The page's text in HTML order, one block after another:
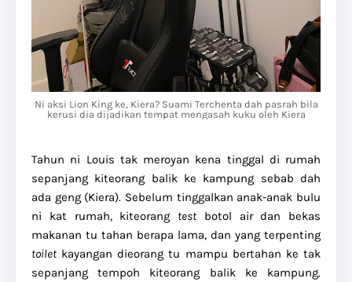
Ni aksi Lion King ke, Kiera? Suami Terchenta dah pasrah bila
kerusi dia dijadikan tempat mengasah kuku oleh Kiera
Tahun ni Louis tak meroyan kena tinggal di rumah
sepanjang kiteorang balik ke kampung sebab dah
ada geng (Kiera). Sebelum tinggalkan anak-anak bulu
ni kat rumah, kiteorang testbotol air dan bekas
makanan tu tahan berapa lama, dan yang terpenting
toiletkayangan dieorang tu mampu bertahan ke tak
sepanjang tempoh kiteorang balik ke kampung.